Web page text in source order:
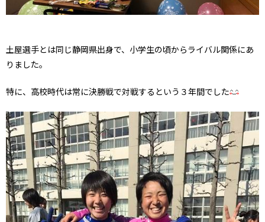
土屋選手とは同じ静岡県出身で、小学生の頃からライバル関係にあ
りました。
特に、高校時代は常に決勝戦で対戦するという３年間でした